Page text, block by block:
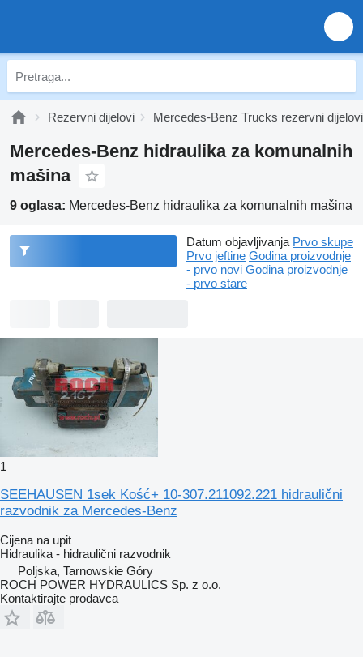
Rezervni dijelovi Mercedes-Benz Trucks rezervni dijelovi
Mercedes-Benz hidraulika za komunalnih
mašina
9 oglasa: Mercedes-Benz hidraulika za komunalnih mašina
Datum objavljivanja Prvo skupe
Prvo jeftine Godina proizvodnje
- prvo novi Godina proizvodnje
- prvo stare
1
SEEHAUSEN 1sek Kość+ 10-307.211092.221 hidraulični
razvodnik za Mercedes-Benz
Cijena na upit
Hidraulika - hidraulični razvodnik
Poljska, Tarnowskie Góry
ROCH POWER HYDRAULICS Sp. z o.o.
Kontaktirajte prodavca